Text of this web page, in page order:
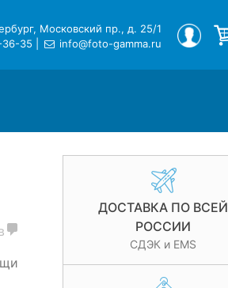
Московский пр., д. 25/1
36-35
info@foto-gamma.ru
МОЙ ПРОФИЛЬ
ДОСТАВКА ПО ВСЕЙ
РОССИИ
СДЭК и EMS